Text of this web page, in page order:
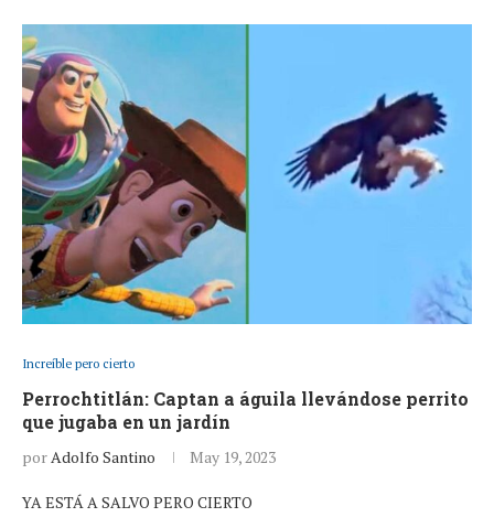
Increíble pero cierto
Perrochtitlán: Captan a águila llevándose perrito
que jugaba en un jardín
porAdolfo Santino May 19, 2023
YA ESTÁ A SALVO PERO CIERTO